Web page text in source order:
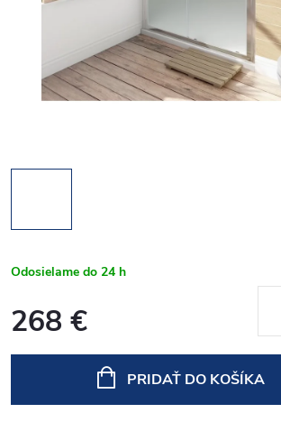
Odosielame do 24 h
268 €
PRIDAŤ DO KOŠÍKA